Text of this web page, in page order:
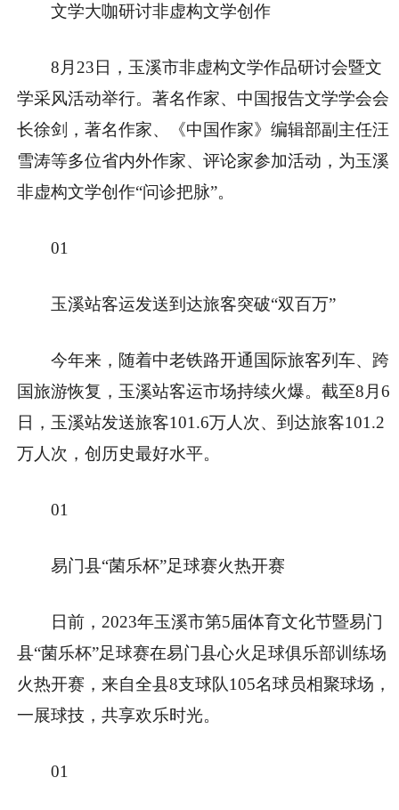
文学大咖研讨非虚构文学创作
8月23日，玉溪市非虚构文学作品研讨会暨文
学采风活动举行。著名作家、中国报告文学学会会
长徐剑，著名作家、《中国作家》编辑部副主任汪
雪涛等多位省内外作家、评论家参加活动，为玉溪
非虚构文学创作“问诊把脉”。
01
玉溪站客运发送到达旅客突破“双百万”
今年来，随着中老铁路开通国际旅客列车、跨
国旅游恢复，玉溪站客运市场持续火爆。截至8月6
日，玉溪站发送旅客101.6万人次、到达旅客101.2
万人次，创历史最好水平。
01
易门县“菌乐杯”足球赛火热开赛
日前，2023年玉溪市第5届体育文化节暨易门
县“菌乐杯”足球赛在易门县心火足球俱乐部训练场
火热开赛，来自全县8支球队105名球员相聚球场，
一展球技，共享欢乐时光。
01